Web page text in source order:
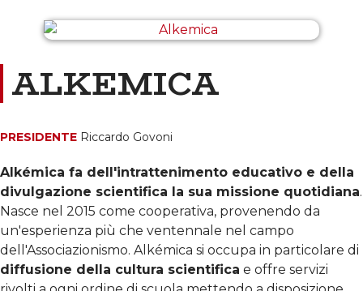
ALKEMICA
PRESIDENTE Riccardo Govoni
Alkémica fa dell'intrattenimento educativo e della
divulgazione scientifica la sua missione quotidiana.
Nasce nel 2015 come cooperativa, provenendo da
un'esperienza più che ventennale nel campo
dell'Associazionismo. Alkémica si occupa in particolare di
diffusione della cultura scientifica e offre servizi